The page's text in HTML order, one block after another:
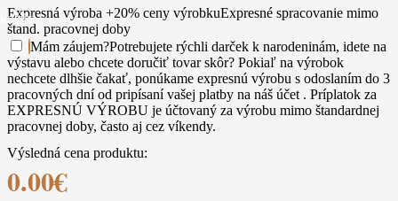
košíka.
Expresná výroba +20% ceny výrobkuExpresné spracovanie mimo
štand. pracovnej doby
Mám záujem?Potrebujete rýchli darček k narodeninám, idete na
výstavu alebo chcete doručiť tovar skôr? Pokiaľ na výrobok
nechcete dlhšie čakať, ponúkame expresnú výrobu s odoslaním do 3
pracovných dní od pripísaní vašej platby na náš účet . Príplatok za
EXPRESNÚ VÝROBU je účtovaný za výrobu mimo štandardnej
pracovnej doby, často aj cez víkendy.
Výsledná cena produktu:
0.00€